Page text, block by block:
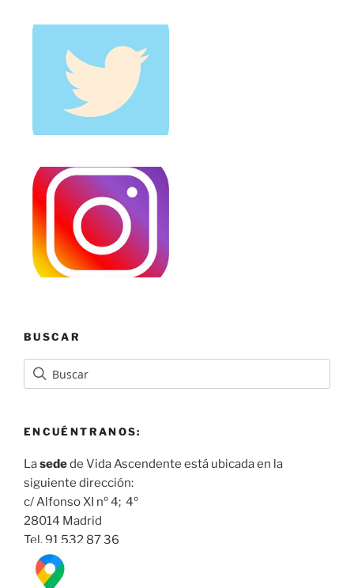
BUSCAR
ENCUÉNTRANOS:
Lasedede Vida Ascendente está ubicada en la
siguiente dirección:
c/ Alfonso XI nº 4; 4º
28014 Madrid
Tel. 91 532 87 36